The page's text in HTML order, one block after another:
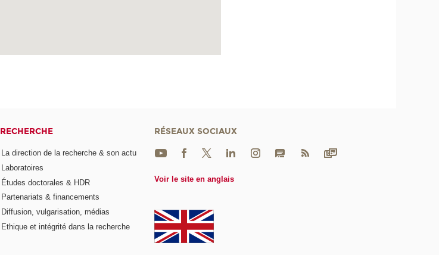
RECHERCHE
La direction de la recherche & son actu
Laboratoires
Études doctorales & HDR
Partenariats & financements
Diffusion, vulgarisation, médias
Ethique et intégrité dans la recherche
RÉSEAUX SOCIAUX
Voir le site en anglais